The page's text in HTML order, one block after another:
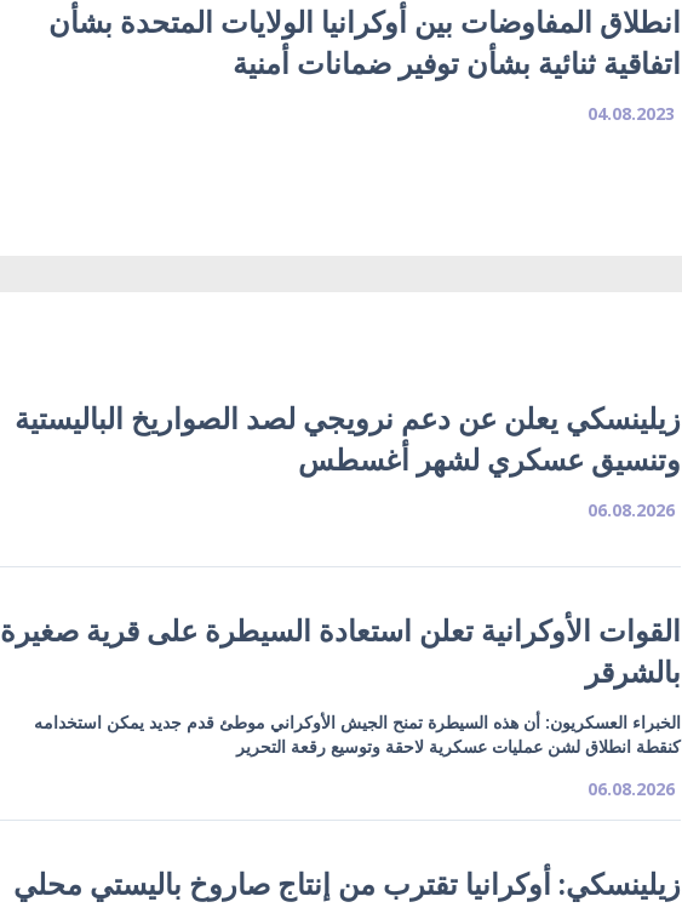
انطلاق المفاوضات بين أوكرانيا الولايات المتحدة بشأن
اتفاقية ثنائية بشأن توفير ضمانات أمنية
04.08.2023
زيلينسكي يعلن عن دعم نرويجي لصد الصواريخ الباليستية
وتنسيق عسكري لشهر أغسطس
06.08.2026
القوات الأوكرانية تعلن استعادة السيطرة على قرية صغيرة
بالشرقر
الخبراء العسكريون: أن هذه السيطرة تمنح الجيش الأوكراني موطئ قدم جديد يمكن استخدامه
كنقطة انطلاق لشن عمليات عسكرية لاحقة وتوسيع رقعة التحرير
06.08.2026
زيلينسكي: أوكرانيا تقترب من إنتاج صاروخ باليستي محلي